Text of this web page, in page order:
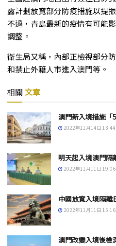
露計劃放寬部分防疫措施以提
不過，青島最新的疫情有可能
調整。
衛生局又稱，內部正檢視部分
和禁止外籍人市進入澳門等。
相關 文章
澳門新入境措施「
2022年11月14日 13:44
明天起入境澳門隔
2022年11月11日 19:06
中國放寬入境隔離
2022年11月11日 15:16
澳門改變入境後檢